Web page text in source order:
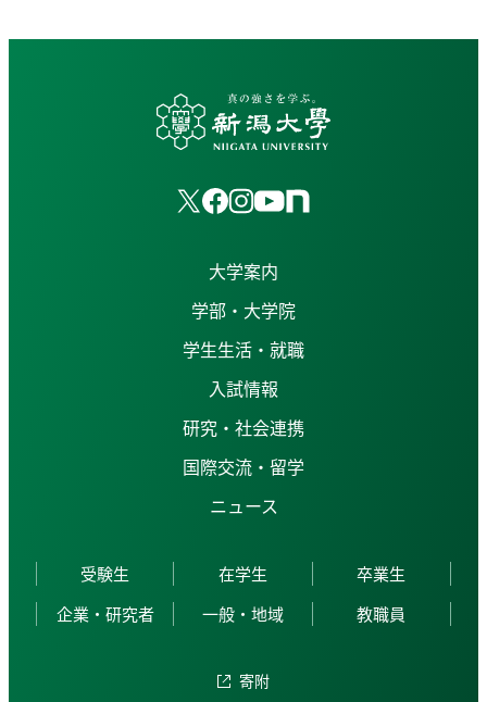
大学案内
学部・大学院
学生生活・就職
入試情報
研究・社会連携
国際交流・留学
ニュース
受験生 在学生
卒業生
企業・研究者
一般・地域 教職員
寄附